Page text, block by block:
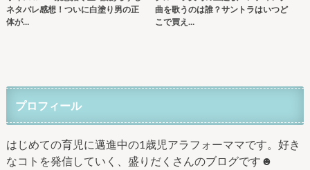
ネタバレ感想！ついに白塗り男の正
体が…
曲を歌うのは誰？サントラはいつど
こで買え…
プロフィール
はじめての育児に邁進中の1歳児アラフォーママです。好き
なコトを発信していく、盛りだくさんのブログです☻